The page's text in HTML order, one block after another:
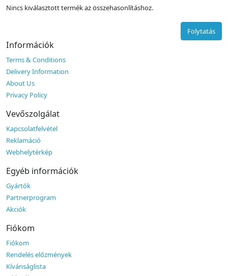
Nincs kiválasztott termék az összehasonlításhoz.
Folytatás
Információk
Terms & Conditions
Delivery Information
About Us
Privacy Policy
Vevőszolgálat
Kapcsolatfelvétel
Reklamáció
Webhelytérkép
Egyéb információk
Gyártók
Partnerprogram
Akciók
Fiókom
Fiókom
Rendelés előzmények
Kívánságlista